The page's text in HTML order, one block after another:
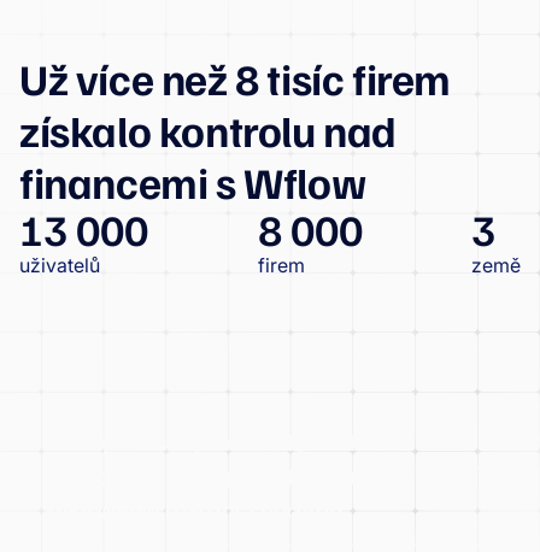
Už více než 8 tisíc firem
získalo kontrolu nad
financemi s Wflow
13 000
uživatelů
8 000
firem
3
země